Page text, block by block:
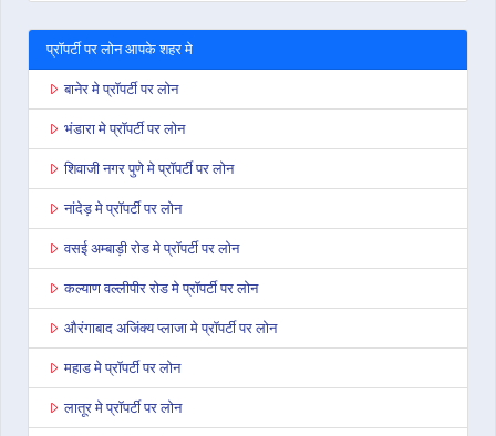
प्रॉपर्टी पर लोन आपके शहर मे
बानेर मे प्रॉपर्टी पर लोन
भंडारा मे प्रॉपर्टी पर लोन
शिवाजी नगर पुणे मे प्रॉपर्टी पर लोन
नांदेड़ मे प्रॉपर्टी पर लोन
वसई अम्बाड़ी रोड मे प्रॉपर्टी पर लोन
कल्याण वल्लीपीर रोड मे प्रॉपर्टी पर लोन
औरंगाबाद अजिंक्य प्लाजा मे प्रॉपर्टी पर लोन
महाड मे प्रॉपर्टी पर लोन
लातूर मे प्रॉपर्टी पर लोन